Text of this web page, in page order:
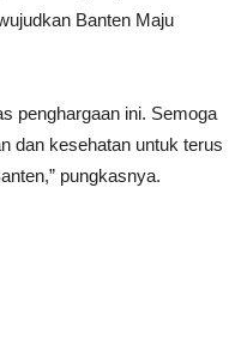
Banten Maju
penghargaan ini. Semoga
dan kesehatan untuk terus
pungkasnya.